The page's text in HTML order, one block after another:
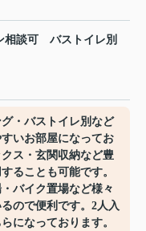
相談可
バストイレ別
・バストイレ別など
いお部屋になってお
ス・玄関収納など豊
ることも可能です。
バイク置場など様々
ので便利です。2人入
になっております。